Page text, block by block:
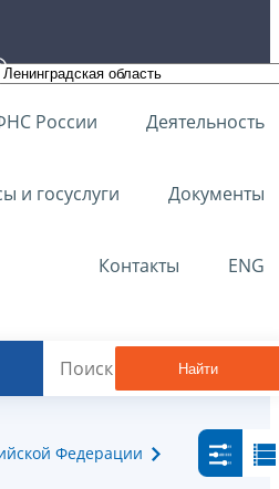
России Деятельность
и госуслуги Документы
Контакты ENG
Найти
Федерации